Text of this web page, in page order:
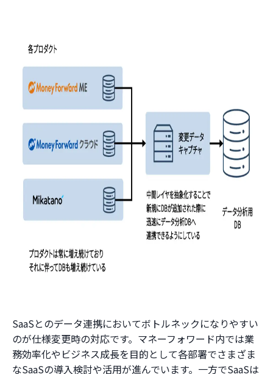
SaaSとのデータ連携においてボトルネックになりやすい
のが仕様変更時の対応です。マネーフォワード内では業
務効率化やビジネス成長を目的として各部署でさまざま
なSaaSの導入検討や活用が進んでいます。一方でSaaSは